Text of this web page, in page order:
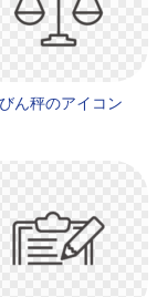
ん秤のアイコン